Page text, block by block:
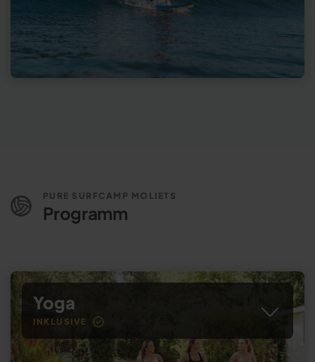
PURE SURFCAMP MOLIETS
Programm
Yoga
INKLUSIVE